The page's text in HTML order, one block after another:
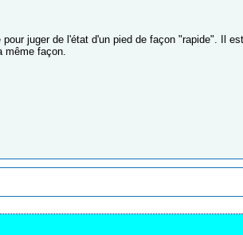
juger de l'état d'un pied de façon "rapide". Il
même façon.